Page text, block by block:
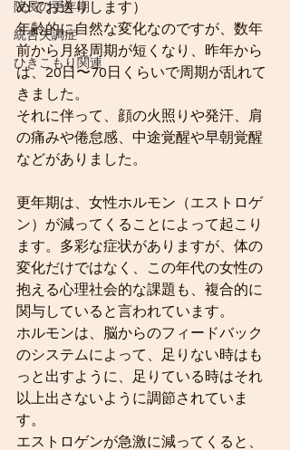
院長の更年期
統合失調症
ひきこもり関連
めてお送りします）
年齢的に自然な変化なのですが、数年
前から月経周期が短くなり、昨年から
は、20日〜70日くらいで周期が乱れて
きました。
それに伴って、顔の火照りや発汗、肩
の痛みや倦怠感、中途覚醒や早朝覚醒
などがありました。
更年期は、女性ホルモン（エストロゲ
ン）が減ってくることによって起こり
ます。多彩な症状がありますが、体の
変化だけではなく、この年代の女性の
抱える心理社会的な課題も、複合的に
関与していると言われています。
ホルモンは、脳からのフィードバック
のシステムによって、足りない時はも
っと出すように、足りている時はそれ
以上出さないように調節されていま
す。
エストロゲンが急激に減ってくると、